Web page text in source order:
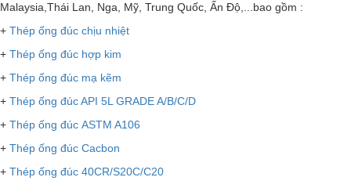
Malaysia,Thái Lan, Nga, Mỹ, Trung Quốc, Ấn Độ,...bao gồm :
+ Thép ống đúc chịu nhiệt
+ Thép ống đúc hợp kim
+ Thép ống đúc mạ kẽm
+ Thép ống đúc API 5L GRADE A/B/C/D
+ Thép ống đúc ASTM A106
+ Thép ống đúc Cacbon
+ Thép ống đúc 40CR/S20C/C20